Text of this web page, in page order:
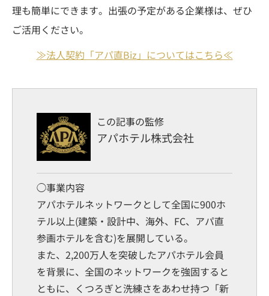
理も簡単にできます。出張の予定がある企業様は、ぜひ
ご活用ください。
≫法人契約「アパ直Biz」についてはこちら≪
この記事の監修
アパホテル株式会社
◯事業内容
アパホテルネットワークとして全国に900ホ
テル以上(建築・設計中、海外、FC、アパ直
参画ホテルを含む)を展開している。
また、2,200万人を突破したアパホテル会員
を背景に、全国のネットワークを強固すると
ともに、くつろぎと洗練さをあわせ持つ「新